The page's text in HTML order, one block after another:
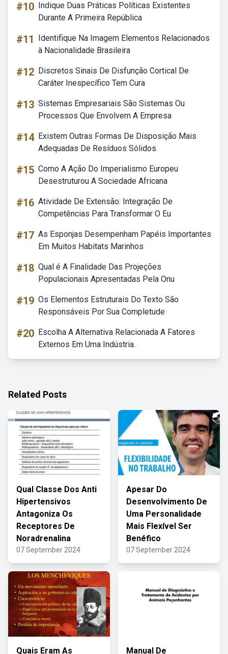
#10 Indique Duas Práticas Políticas Existentes
Durante A Primeira República
#11
Identifique Na Imagem Elementos Relacionados
à Nacionalidade Brasileira
#12 Discretos Sinais De Disfunção Cortical De
Caráter Inespecífico Tem Cura
#13 Sistemas Empresariais São Sistemas Ou
Processos Que Envolvem A Empresa
#14 Existem Outras Formas De Disposição Mais
Adequadas De Resíduos Sólidos
#15 Como A Ação Do Imperialismo Europeu
Desestruturou A Sociedade Africana
#16 Atividade De Extensão: Integração De
Competências Para Transformar O Eu
#17 As Esponjas Desempenham Papéis Importantes
Em Muitos Habitats Marinhos
#18 Qual é A Finalidade Das Projeções
Populacionais Apresentadas Pela Onu
#19 Os Elementos Estruturais Do Texto São
Responsáveis Por Sua Completude
#20 Escolha A Alternativa Relacionada A Fatores
Externos Em Uma Indústria.
Related Posts
Qual Classe Dos Anti
Hipertensivos
Antagoniza Os
Receptores De
Noradrenalina
07 September 2024
Apesar Do
Desenvolvimento De
Uma Personalidade
Mais Flexível Ser
Benéfico
07 September 2024
Quais Eram As Manual De